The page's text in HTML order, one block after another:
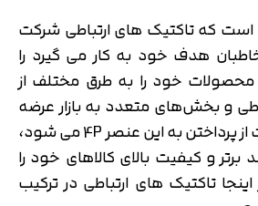
است که تاکتیک های ارتباطی شرکت
هدف خود به کار می گیرد را
خود را به طرق مختلف از
و بخش‌های متعدد به بازار عرضه
می کند. وقتی صحبت از پرداختن به این عنصر 4P می شود،
و کیفیت بالای کالاهای خود را
تاکتیک های ارتباطی در ترکیب
تایید کد
کد ارسال شده را وارد کنید
اصلاح شماره